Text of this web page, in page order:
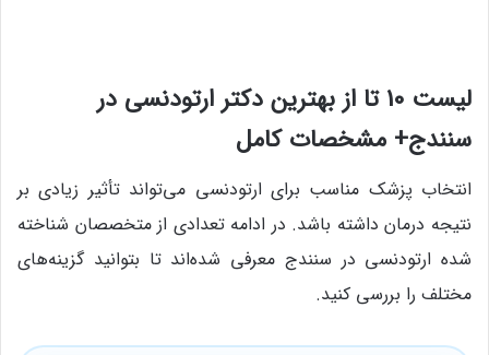
لیست 10 تا از بهترین دکتر ارتودنسی در
سنندج+ مشخصات کامل
انتخاب پزشک مناسب برای ارتودنسی می‌تواند تأثیر زیادی بر
نتیجه درمان داشته باشد. در ادامه تعدادی از متخصصان شناخته
شده ارتودنسی در سنندج معرفی شده‌اند تا بتوانید گزینه‌های
مختلف را بررسی کنید.